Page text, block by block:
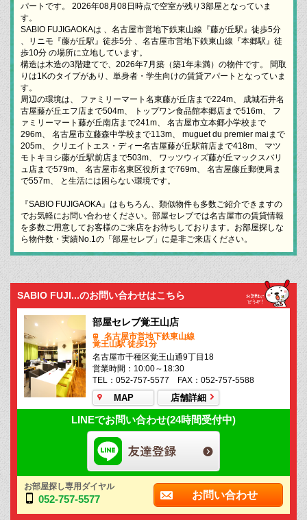
パートです。 2026年08月08日時点で空室が残り3部屋となっていま
す。
SABIO FUJIGAOKAは 、名古屋市営地下鉄東山線『藤が丘駅』徒歩5分
、リニモ『藤が丘駅』徒歩5分 、名古屋市営地下鉄東山線『本郷駅』徒
歩10分 の場所に立地しています。
構造は木造の3階建てで、2026年7月築（築1年未満）の物件です。 間取
りは1Kのタイプがあり、単身者・学生向けの賃貸アパートとなっていま
す。
周辺の環境は、 ファミリーマート名東藤が丘店まで224m、 成城石井名
古屋藤が丘エフ店まで504m、 トップワン食品館本郷店まで516m、 フ
ァミリーマート藤が丘南店まで241m、 名古屋市立本郷小学校まで
296m、 名古屋市立藤森中学校まで113m、 muguet du premier maiまで
205m、 クリエイトエス・ディー名古屋藤が丘駅前店まで418m、 マツ
モトキヨシ藤が丘駅前店まで503m、 ワッツウィズ藤が丘マックスバリ
ュ店まで579m、 名古屋市名東区役所まで769m、 名古屋藤丘郵便局ま
で557m、 と生活には困らない環境です。
『SABIO FUJIGAOKA』はもちろん、類似物件も多数ご紹介できますの
でお気軽にお問い合わせください。部屋セレブでは名古屋市の賃貸情報
を多数ご用意してお客様のご来店をお待ちしております。お部屋探しな
ら物件数・実績No.1の「部屋セレブ」に是非ご来店ください。
SABIO FUJI...のお問い合わせはこちら
部屋セレブ覚王山店
名古屋市営地下鉄東山線
覚王山駅 徒歩1分
名古屋市千種区覚王山通9丁目18
営業時間：10:00～18:30
TEL：052-757-5577 FAX：052-757-5588
MAP 店舗詳細
LINEでお問い合わせ(24時間受付中)
お部屋探し専用ダイヤル
052-757-5577 お問い合わせ